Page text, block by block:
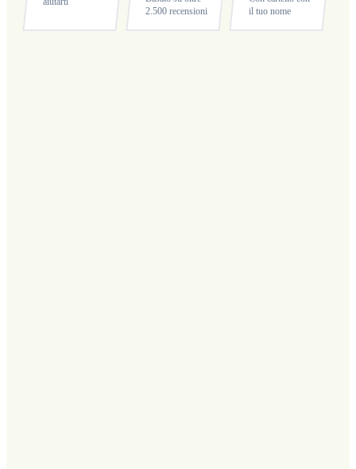
2.500 recensioni
il tuo nome